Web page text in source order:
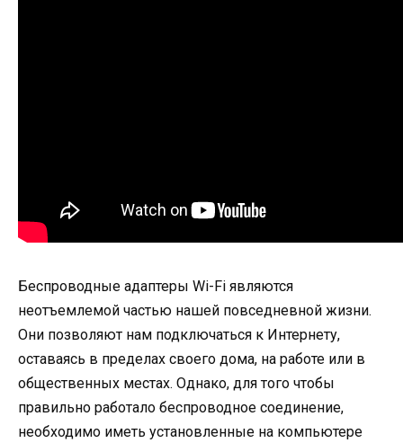
Беспроводные адаптеры Wi-Fi являются
неотъемлемой частью нашей повседневной жизни.
Они позволяют нам подключаться к Интернету,
оставаясь в пределах своего дома, на работе или в
общественных местах. Однако, для того чтобы
правильно работало беспроводное соединение,
необходимо иметь установленные на компьютере